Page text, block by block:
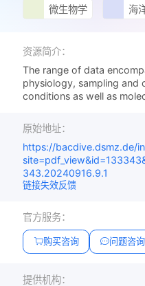
微生物学 海
资源简介：
The range of data
physiology, sampling and
conditions as well as
原始地址：
https://bacdive.dsmz.de/
343.20240916.9.1
链接失效反馈
官方服务：
购买咨询 问题咨询
提供机构：